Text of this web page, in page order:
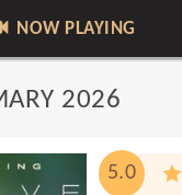
NOW PLAYING
2026
5.0